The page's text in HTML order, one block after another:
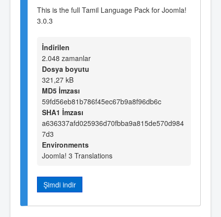
This is the full Tamil Language Pack for Joomla!
3.0.3
İndirilen
2.048 zamanlar
Dosya boyutu
321,27 kB
MD5 İmzası
59fd56eb81b786f45ec67b9a8f96db6c
SHA1 İmzası
a636337afd025936d70fbba9a815de570d984
7d3
Environments
Joomla! 3 Translations
Şimdi indir